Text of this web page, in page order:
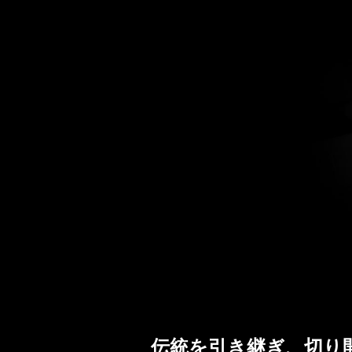
伝統を引き継ぎ、切り